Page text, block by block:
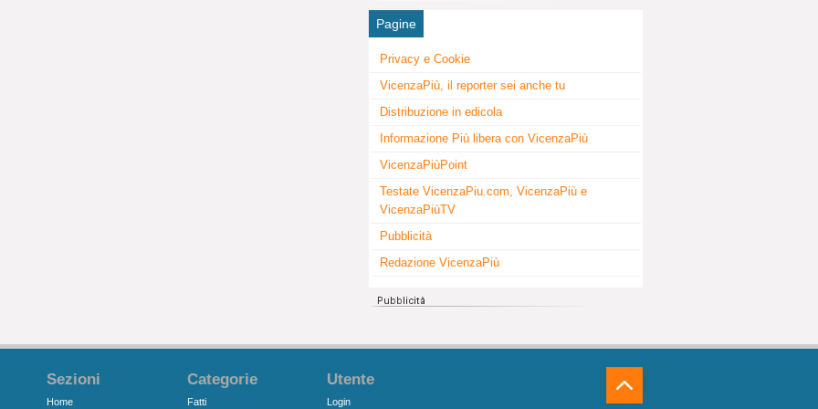
Pagine
Privacy e Cookie
VicenzaPiù, il reporter sei anche tu
Distribuzione in edicola
Informazione Più libera con VicenzaPiù
VicenzaPiùPoint
Testate VicenzaPiu.com, VicenzaPiù e
VicenzaPiùTV
Pubblicità
Redazione VicenzaPiù
Sezioni
Home
Categorie
Fatti
Utente
Login